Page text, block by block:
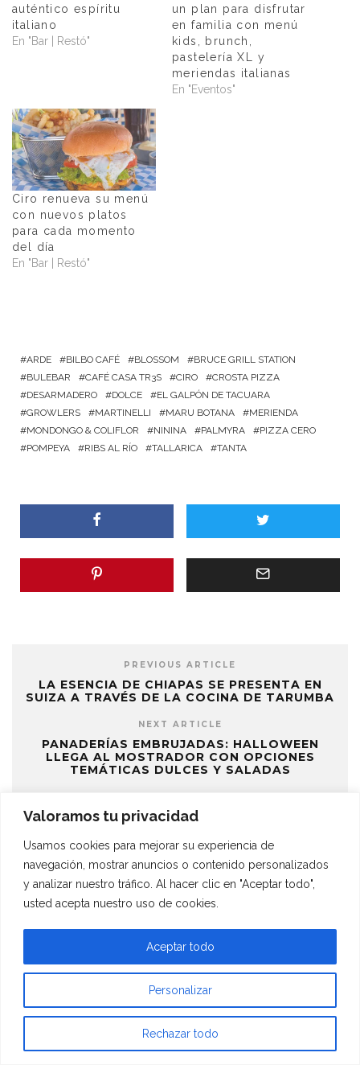
Valoramos tu privacidad
Usamos cookies para mejorar su experiencia de
navegación, mostrar anuncios o contenido personalizados
y analizar nuestro tráfico. Al hacer clic en "Aceptar todo",
usted acepta nuestro uso de cookies.
Personalizar
Rechazar todo
Aceptar todo
auténtico espíritu
italiano
En "Bar | Restó"
un plan para disfrutar
en familia con menú
kids, brunch,
pastelería XL y
meriendas italianas
En "Eventos"
Ciro renueva su menú
con nuevos platos
para cada momento
del día
En "Bar | Restó"
ARDE BILBO CAFÉ BLOSSOM
BRUCE GRILL STATION
BULEBAR
CAFÉ CASA TR3S CIRO
CROSTA PIZZA
DESARMADERO
DOLCE
EL GALPÓN DE TACUARA
GROWLERS
MARTINELLI MARU BOTANA
MERIENDA
MONDONGO & COLIFLOR
NININA PALMYRA
PIZZA CERO
POMPEYA
RIBS AL RÍO TALLARICA TANTA
PREVIOUS ARTICLE
LA ESENCIA DE CHIAPAS SE PRESENTA EN
SUIZA A TRAVÉS DE LA COCINA DE TARUMBA
NEXT ARTICLE
PANADERÍAS EMBRUJADAS: HALLOWEEN
LLEGA AL MOSTRADOR CON OPCIONES
TEMÁTICAS DULCES Y SALADAS
RELATED POSTS
2×1 EN PORRONES DE HEINEKEN PARA
CELEBRAR EL DÍA INTERNACIONAL DE LA
CERVEZA EN TANTA
EVENTOS · 5 AGOSTO, 2026